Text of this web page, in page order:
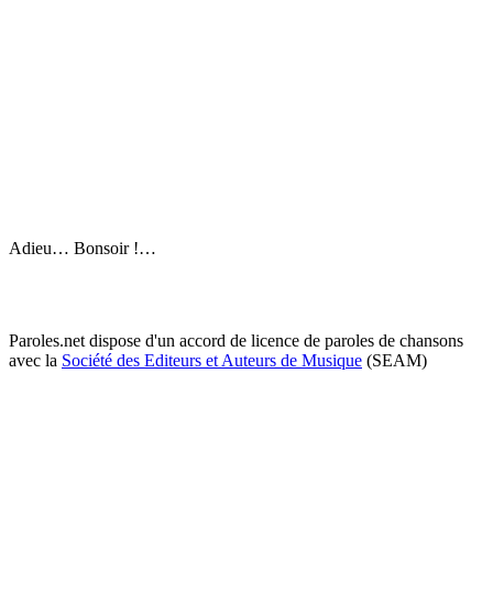
Adieu… Bonsoir !…
Paroles.net dispose d'un accord de licence de paroles de chansons
avec la Société des Editeurs et Auteurs de Musique (SEAM)